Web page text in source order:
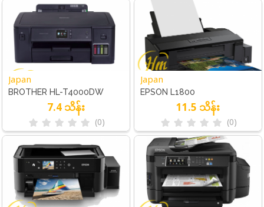
Japan
BROTHER HL-T4000DW
7.4 သိန်း
(0)
Japan
EPSON L1800
11.5 သိန်း
(0)